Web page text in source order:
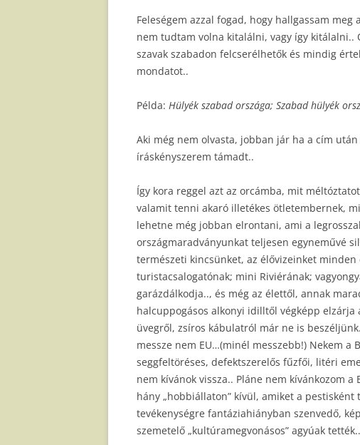
Feleségem azzal fogad, hogy hallgassam
nem tudtam volna kitalálni, vagy így
szavak szabadon felcserélhetők és mindig
mondatot..
Példa: Hülyék szabad országa; Szabad hülyék
Aki még nem olvasta, jobban jár ha a cím
íráskényszerem támadt..
Így kora reggel azt az orcámba, mit
valamit tenni akaró illetékes ötletembernek,
lehetne még jobban elrontani, ami a
országmaradványunkat teljesen egyneművé
természeti kincsünket, az élővizeinket minden
turistacsalogatónak; mini Riviérának;
garázdálkodja.., és még az élettől, annak
halcuppogásos alkonyi idilltől végképp elzárja
üvegről, zsíros kábulatról már ne is
messze nem EU…(minél messzebb!) Nekem
seggfeltöréses, defektszerelős fűzfői, litéri
nem kívánok vissza.. Pláne nem kívánkozom
hány „hobbiállaton” kívül, amiket a
tevékenységre fantáziahiányban szenvedő,
szemetelő „kultúramegvonásos” agyúak tették..